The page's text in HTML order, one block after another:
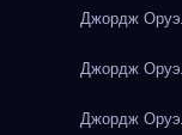
Джордж
Джордж
Джордж